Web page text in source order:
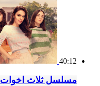
40:12
مسلسل ثلاث اخوات 3 الحلقة 30 الثلاثون مدبلج